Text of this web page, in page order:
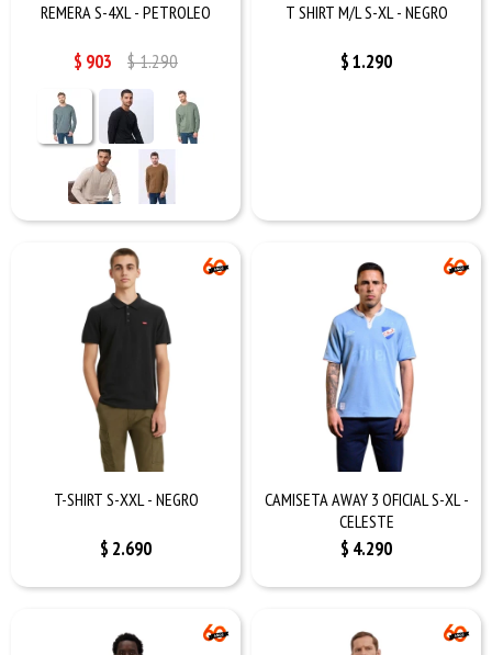
REMERA S-4XL - PETROLEO
$ 903 $1.290
T SHIRT M/L S-XL - NEGRO
$1.290
T-SHIRT S-XXL - NEGRO
$ 2.690
CAMISETA AWAY 3 OFICIAL S-XL -
CELESTE
$ 4.290